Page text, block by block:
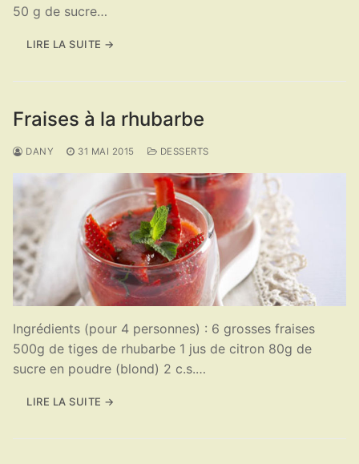
50 g de sucre…
LIRE LA SUITE →
Fraises à la rhubarbe
DANY 31 MAI 2015 DESSERTS
Ingrédients (pour 4 personnes) : 6 grosses fraises
500g de tiges de rhubarbe 1 jus de citron 80g de
sucre en poudre (blond) 2 c.s.…
LIRE LA SUITE →